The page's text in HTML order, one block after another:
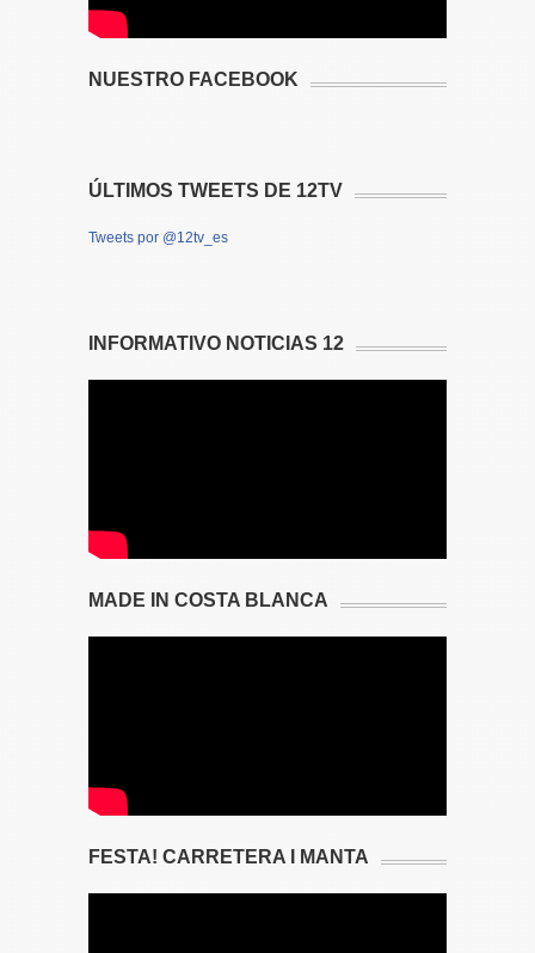
NUESTRO FACEBOOK
ÚLTIMOS TWEETS DE 12TV
Tweets por @12tv_es
INFORMATIVO NOTICIAS 12
MADE IN COSTA BLANCA
FESTA! CARRETERA I MANTA